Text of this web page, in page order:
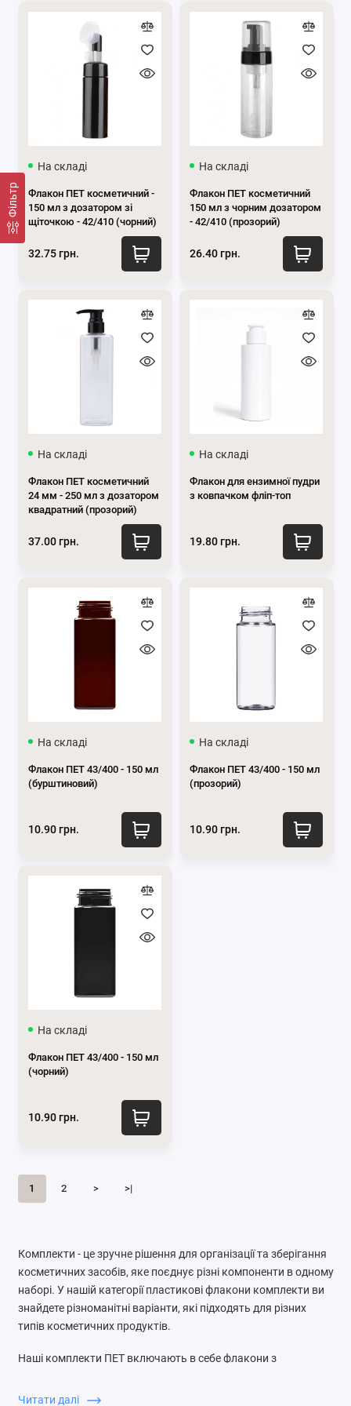
Фільтр
На складі
Флакон ПЕТ косметичний -
150 мл з дозатором зі
щіточкою - 42/410 (чорний)
32.75 грн.
На складі
Флакон ПЕТ косметичний
150 мл з чорним дозатором
- 42/410 (прозорий)
26.40 грн.
На складі
Флакон ПЕТ косметичний
24 мм - 250 мл з дозатором
квадратний (прозорий)
37.00 грн.
На складі
Флакон для ензимної пудри
з ковпачком фліп-топ
19.80 грн.
На складі
Флакон ПЕТ 43/400 - 150 мл
(бурштиновий)
10.90 грн.
На складі
Флакон ПЕТ 43/400 - 150 мл
(прозорий)
10.90 грн.
На складі
Флакон ПЕТ 43/400 - 150 мл
(чорний)
10.90 грн.
1 2 > >|
Комплекти - це зручне рішення для організації та зберігання
косметичних засобів, яке поєднує різні компоненти в одному
наборі. У нашій категорії пластикові флакони комплекти ви
знайдете різноманітні варіанти, які підходять для різних
типів косметичних продуктів.
Наші комплекти ПЕТ включають в себе флакони з
зберігання рідин. Вони забезпечують довговічність, легкість
Читати далі